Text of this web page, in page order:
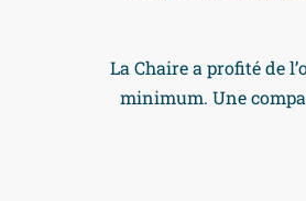
La Chaire a profité de
minimum. Une